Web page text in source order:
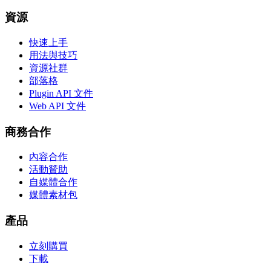
資源
快速上手
用法與技巧
資源社群
部落格
Plugin API 文件
Web API 文件
商務合作
內容合作
活動贊助
自媒體合作
媒體素材包
產品
立刻購買
下載